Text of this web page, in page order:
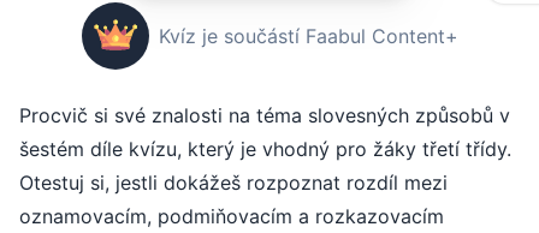
Kvíz je součástí Faabul Content+
Procvič si své znalosti na téma slovesných způsobů v
šestém díle kvízu, který je vhodný pro žáky třetí třídy.
Otestuj si, jestli dokážeš rozpoznat rozdíl mezi
oznamovacím, podmiňovacím a rozkazovacím